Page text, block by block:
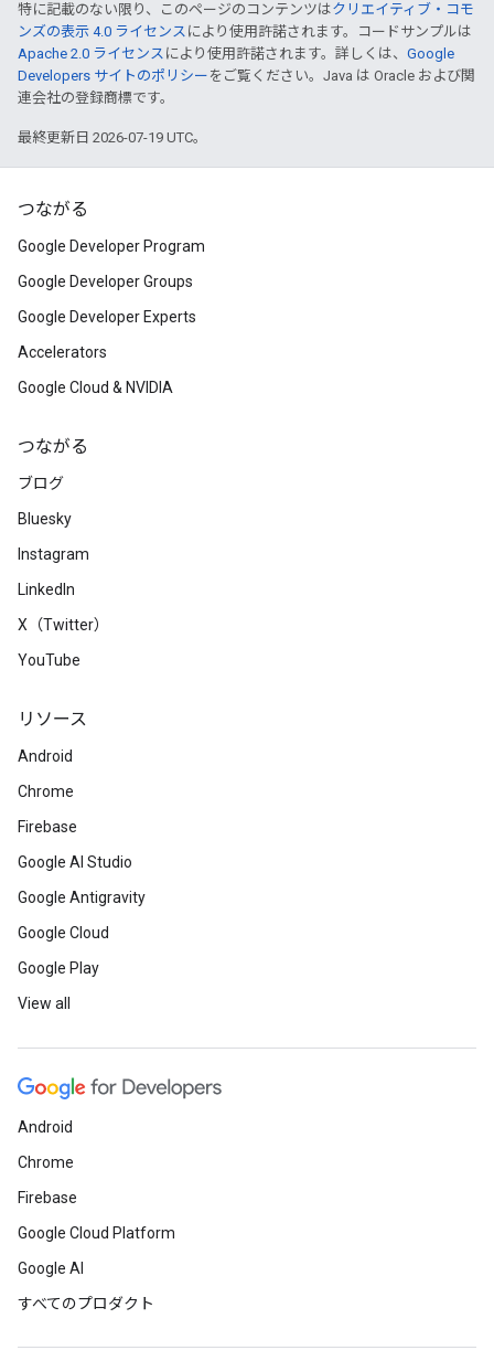
特に記載のない限り、このページのコンテンツはクリエイティブ・コモ
ンズの表示 4.0 ライセンス により使用許諾されます。コードサンプルは
Apache 2.0 ライセンス により使用許諾されます。詳しくは、 Google
Developers サイトのポリシー をご覧ください。Java は Oracle および関
連会社の登録商標です。
最終更新日 2026-07-19 UTC。
つながる
Google Developer Program
Google Developer Groups
Google Developer Experts
Accelerators
Google Cloud & NVIDIA
つながる
ブログ
Bluesky
Instagram
LinkedIn
X（Twitter）
YouTube
リソース
Android
Chrome
Firebase
Google AI Studio
Google Antigravity
Google Cloud
Google Play
View all
Android
Chrome
Firebase
Google Cloud Platform
Google AI
すべてのプロダクト